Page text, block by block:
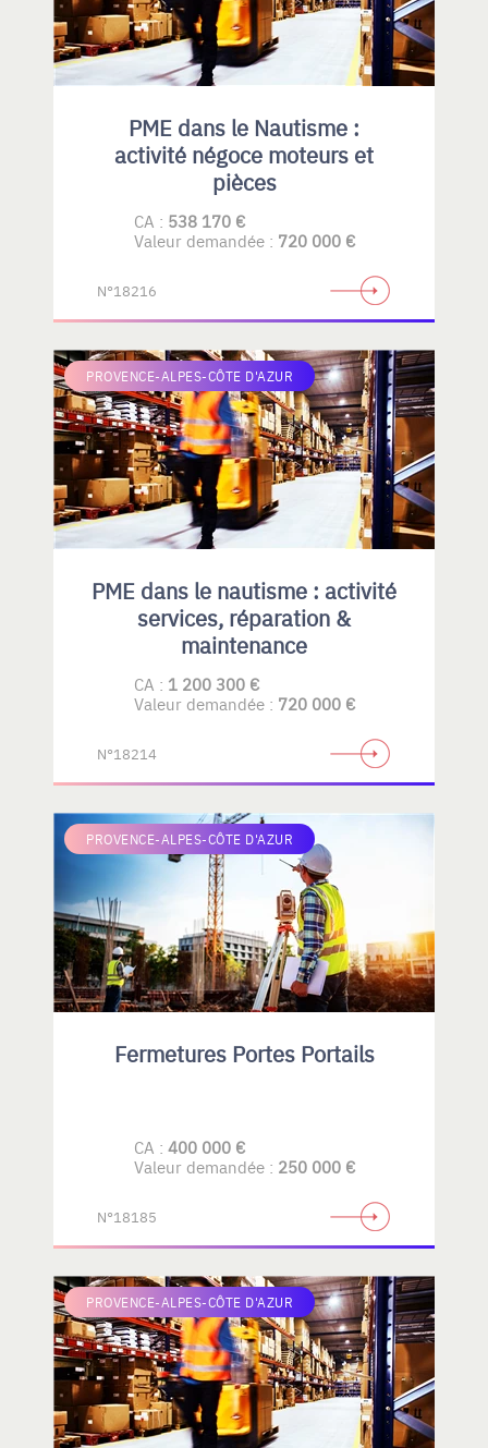
PME dans le Nautisme :
activité négoce moteurs et
pièces
CA : 538 170 €
Valeur demandée : 720 000 €
N°18216
PROVENCE-ALPES-CÔTE D'AZUR
PME dans le nautisme : activité
services, réparation &
maintenance
CA : 1 200 300 €
Valeur demandée : 720 000 €
N°18214
PROVENCE-ALPES-CÔTE D'AZUR
Fermetures Portes Portails
CA : 400 000 €
Valeur demandée : 250 000 €
N°18185
PROVENCE-ALPES-CÔTE D'AZUR